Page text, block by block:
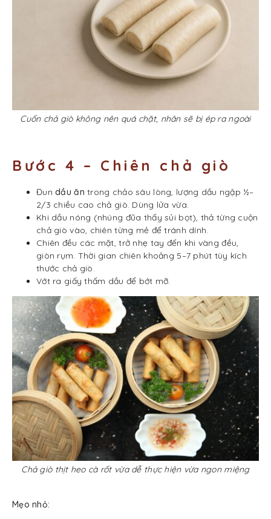
Cuốn chả giò không nên quá chặt, nhân sẽ bị ép ra ngoài
Bước 4 – Chiên chả giò
Đundầu ăn trong chảo sâu lòng, lượng dầu ngập ½–
2/3 chiều cao chả giò. Dùng lửa vừa.
Khi dầu nóng (nhúng đũa thấy sủi bọt), thả từng cuộn
chả giò vào, chiên từng mẻ để tránh dính.
Chiên đều các mặt, trở nhẹ tay đến khi vàng đều,
giòn rụm. Thời gian chiên khoảng 5–7 phút tùy kích
thước chả giò.
Vớt ra giấy thấm dầu để bớt mỡ.
Chả giò thịt heo cà rốt vừa dễ thực hiện vừa ngon miệng
Mẹo nhỏ: